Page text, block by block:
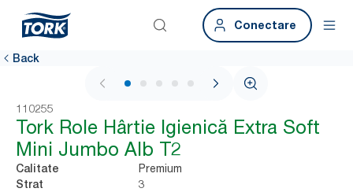
Conectare
Back
1 / 5
110255
Tork Role Hârtie Igienică Extra Soft
Mini Jumbo Alb T2
Calitate Premium
Strat 3